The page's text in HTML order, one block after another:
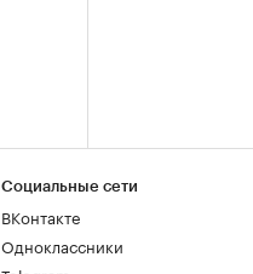
Социальные сети
ВКонтакте
Одноклассники